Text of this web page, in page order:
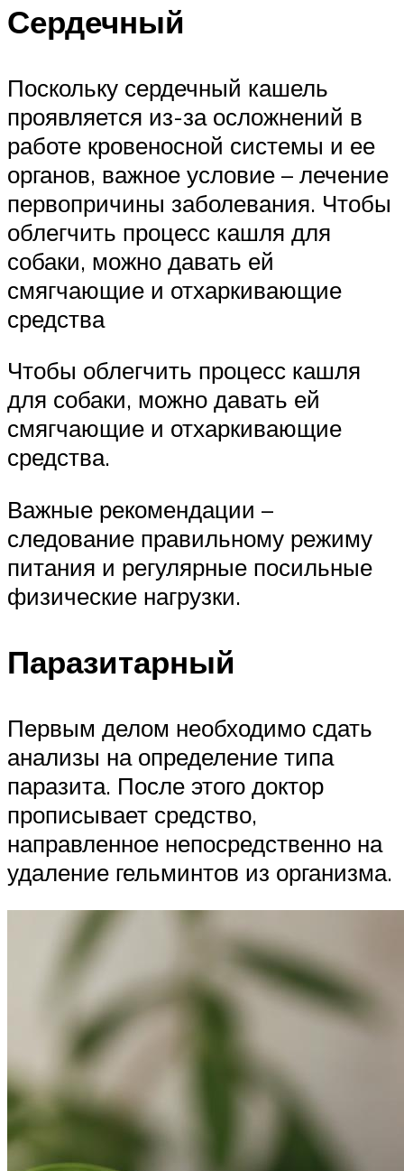
Сердечный
Поскольку сердечный кашель
проявляется из-за осложнений в
работе кровеносной системы и ее
органов, важное условие – лечение
первопричины заболевания. Чтобы
облегчить процесс кашля для
собаки, можно давать ей
смягчающие и отхаркивающие
средства
Чтобы облегчить процесс кашля
для собаки, можно давать ей
смягчающие и отхаркивающие
средства.
Важные рекомендации –
следование правильному режиму
питания и регулярные посильные
физические нагрузки.
Паразитарный
Первым делом необходимо сдать
анализы на определение типа
паразита. После этого доктор
прописывает средство,
направленное непосредственно на
удаление гельминтов из организма.